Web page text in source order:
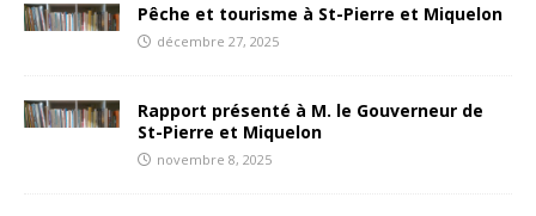
Pêche et tourisme à St-Pierre et Miquelon
décembre 27, 2025
Rapport présenté à M. le Gouverneur de
St-Pierre et Miquelon
novembre 8, 2025